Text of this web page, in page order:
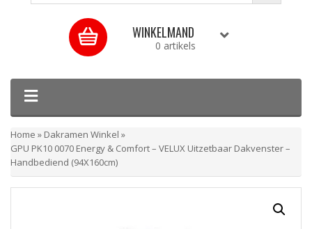
WINKELMAND
0 artikels
Home » Dakramen Winkel »
GPU PK10 0070 Energy & Comfort – VELUX Uitzetbaar Dakvenster –
Handbediend (94X160cm)